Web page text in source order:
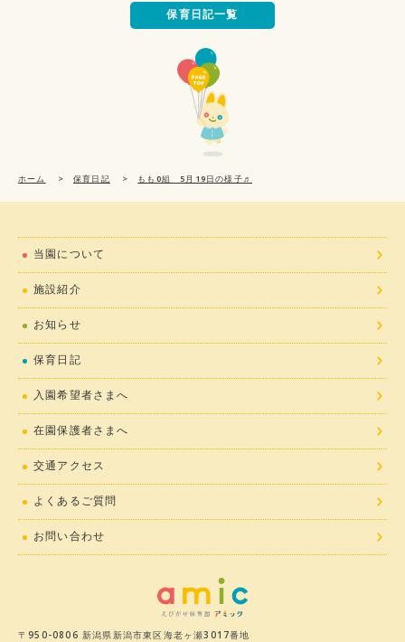
保育日記一覧
ホーム > 保育日記 > もも0組 5月19日の様子♬
当園について
施設紹介
お知らせ
保育日記
入園希望者さまへ
在園保護者さまへ
交通アクセス
よくあるご質問
お問い合わせ
〒950-0806 新潟県新潟市東区海老ヶ瀬3017番地